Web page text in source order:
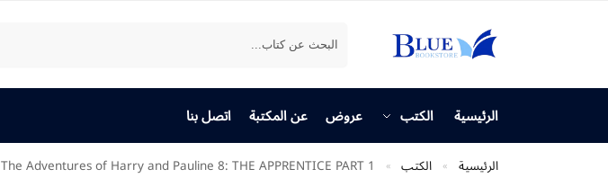
بحث
الرئيسية الكتب عروض عن المكتبة اتصل بنا
الرئيسية » الكتب »
The Adventures of Harry and Pauline 8: THE APPRENTICE PART 1